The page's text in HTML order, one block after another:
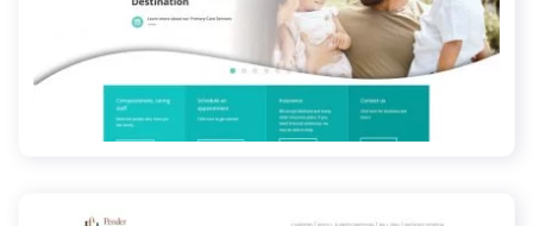
edgewaterhealth.org